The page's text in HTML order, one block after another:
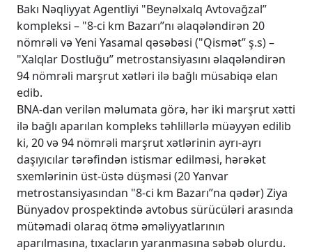
Bakı Nəqliyyat Agentliyi "Beynəlxalq Avtovağzal”
kompleksi – "8-ci km Bazarı”nı əlaqələndirən 20
nömrəli və Yeni Yasamal qəsəbəsi ("Qismət” ş.s) –
"Xalqlar Dostluğu” metrostansiyasını əlaqələndirən
94 nömrəli marşrut xətləri ilə bağlı müsabiqə elan
edib.
BNA-dan verilən məlumata görə, hər iki marşrut xətti
ilə bağlı aparılan kompleks təhlillərlə müəyyən edilib
ki, 20 və 94 nömrəli marşrut xətlərinin ayrı-ayrı
daşıyıcılar tərəfindən istismar edilməsi, hərəkət
sxemlərinin üst-üstə düşməsi (20 Yanvar
metrostansiyasından "8-ci km Bazarı”na qədər) Ziya
Bünyadov prospektində avtobus sürücüləri arasında
mütəmadi olaraq ötmə əməliyyatlarının
aparılmasına, tıxacların yaranmasına səbəb olurdu.